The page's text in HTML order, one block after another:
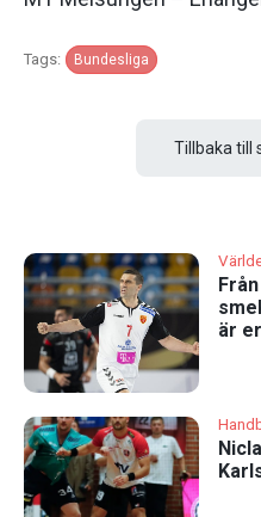
Tags: Bundesliga
Tillbaka till
är